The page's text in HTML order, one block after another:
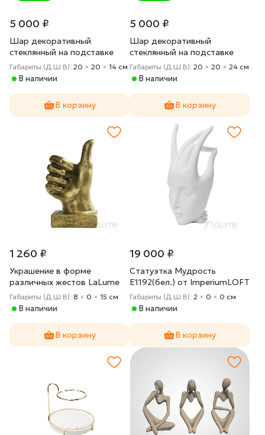
5 000 ₽
Шар декоративный
стеклянный на подставке
GardaDecor 2K389274-G
Габариты (Д Ш В): 20 × 20 × 14 cм
В наличии
В корзину
5 000 ₽
Шар декоративный
стеклянный на подставке
GardaDecor 2K389275-G
Габариты (Д Ш В): 20 × 20 × 24 cм
В наличии
В корзину
1 260 ₽
Украшение в форме
различных жестов LaLume
DK21035-23
Габариты (Д Ш В): 8 × 0 × 15 cм
В наличии
В корзину
19 000 ₽
Статуэтка Мудрость
E1192(бел.) от ImperiumLOFT
Габариты (Д Ш В): 2 × 0 × 0 cм
В наличии
В корзину